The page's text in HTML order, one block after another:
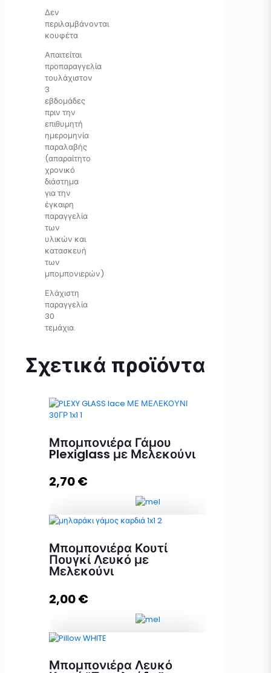
Δεν
περιλαμβάνονται
κουφέτα
Απαιτείται
προπαραγγελία
τουλάχιστον
3
εβδομάδες
πριν την
επιθυμητή
ημερομηνία
παραλαβής
(απαραίτητο
χρονικό
διάστημα
για την
έγκαιρη
παραγγελία
των
υλικών και
κατασκευή
των
μπομπονιερών)
Ελάχιστη
παραγγελία
30
τεμάχια.
Σχετικά προϊόντα
Μπομπονιέρα Γάμου
Plexiglass με Μελεκούνι
2,70€
Μπομπονιέρα Γάμου Plexiglass με
Μελεκούνι ποσότητα
Προσθήκη στο καλάθι
Μπομπονιέρα Κουτί
Πουγκί Λευκό με
Μελεκούνι
2,00€
Μπομπονιέρα Κουτί Πουγκί Λευκό
με Μελεκούνι ποσότητα
Μπομπονιέρα Λευκό